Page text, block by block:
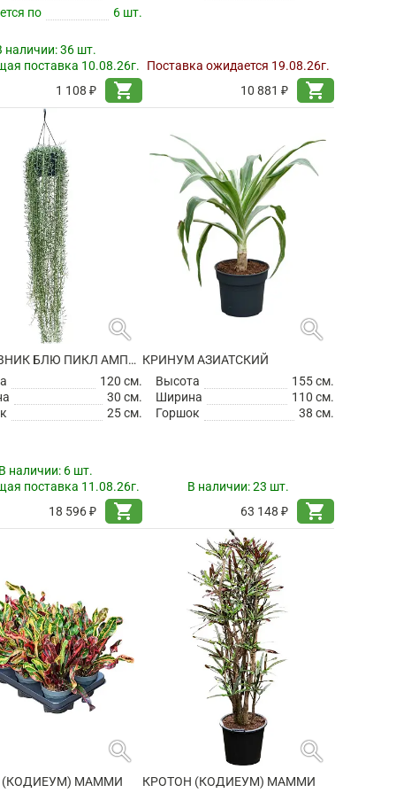
по
6 шт.
наличии:36 шт.
поставка 10.08.26г.
1 108 ₽
shopping_cart
Поставка ожидается 19.08.26г.
10 881 ₽
shopping_cart
search
КРЕСТОВНИК БЛЮ ПИКЛ АМПЕЛЬНЫЙ
120 см.
30 см.
25 см.
наличии: 6 шт.
поставка 11.08.26г.
18 596 ₽
shopping_cart
search
КРИНУМ АЗИАТСКИЙ
Высота
155 см.
Ширина
110 см.
Горшок
38 см.
В наличии:23 шт.
63 148 ₽
shopping_cart
search
(КОДИЕУМ) МАММИ
search
КРОТОН (КОДИЕУМ) МАММИ